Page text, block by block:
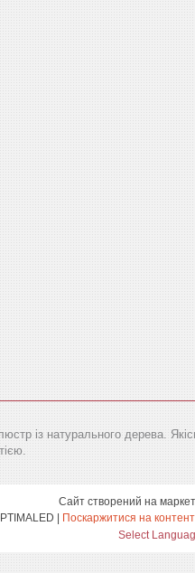
із натурального дерева.
Сайт створений на
Поскаржитися на контент
Select